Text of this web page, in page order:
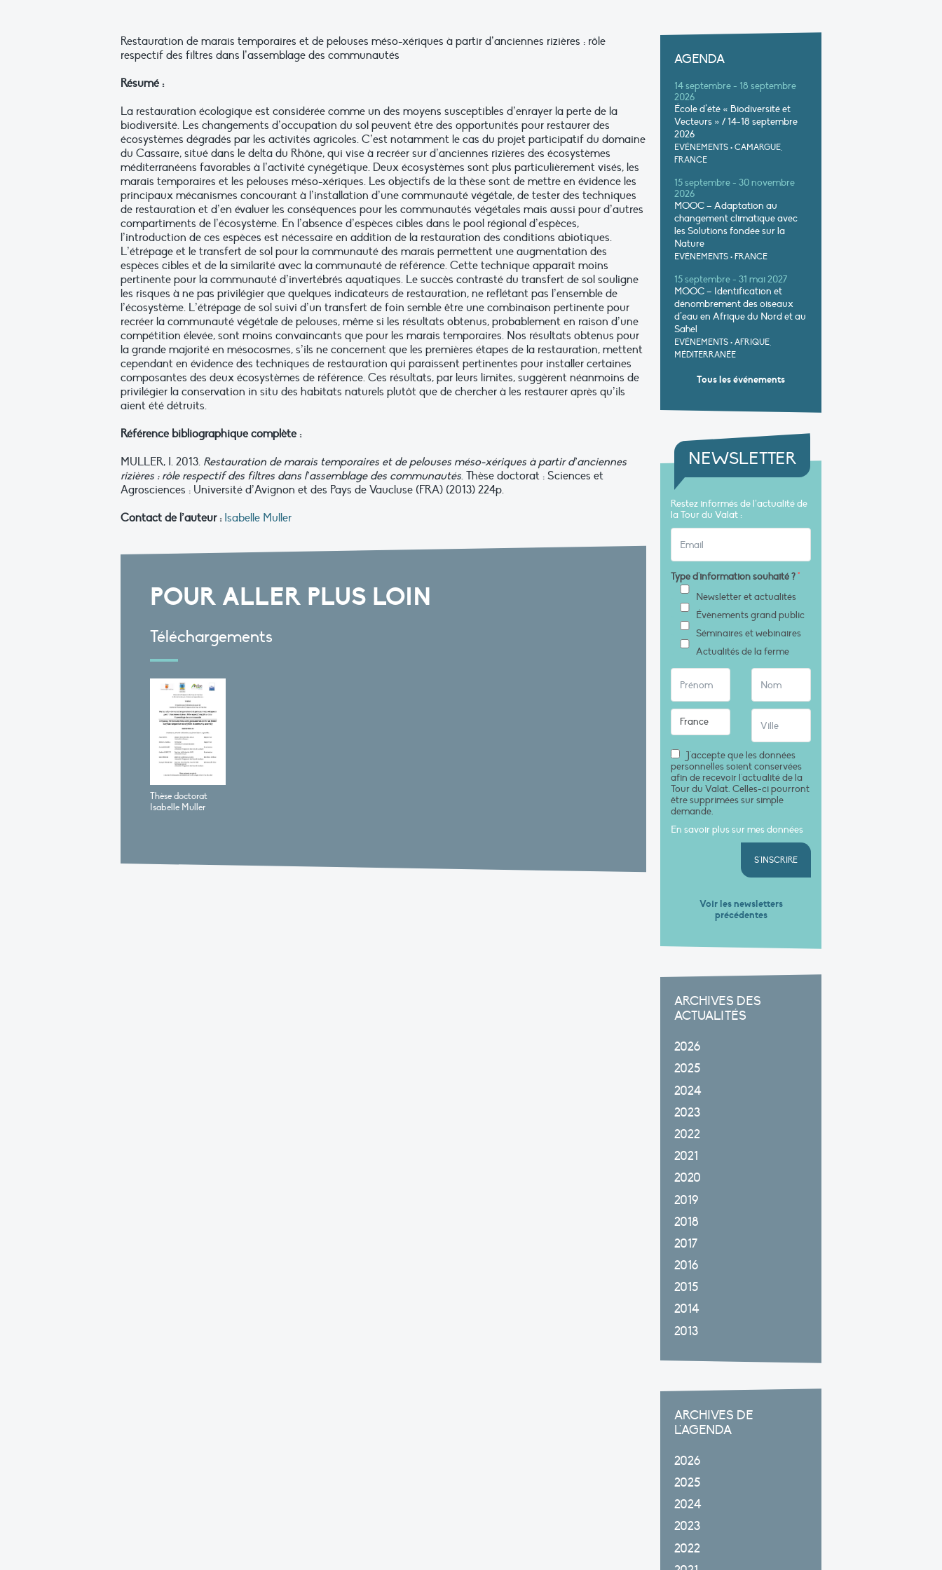
Restauration de marais temporaires et de pelouses méso-xériques à partir d’anciennes rizières : rôle
respectif des filtres dans l’assemblage des communautés
Résumé :
La restauration écologique est considérée comme un des moyens susceptibles d’enrayer la perte de la
biodiversité. Les changements d’occupation du sol peuvent être des opportunités pour restaurer des
écosystèmes dégradés par les activités agricoles. C’est notamment le cas du projet participatif du domaine
du Cassaïre, situé dans le delta du Rhône, qui vise à recréer sur d’anciennes rizières des écosystèmes
méditerranéens favorables à l’activité cynégétique. Deux écosystèmes sont plus particulièrement visés, les
marais temporaires et les pelouses méso-xériques. Les objectifs de la thèse sont de mettre en évidence les
principaux mécanismes concourant à l’installation d’une communauté végétale, de tester des techniques
de restauration et d’en évaluer les conséquences pour les communautés végétales mais aussi pour d’autres
compartiments de l’écosystème. En l’absence d’espèces cibles dans le pool régional d’espèces,
l’introduction de ces espèces est nécessaire en addition de la restauration des conditions abiotiques.
L’étrépage et le transfert de sol pour la communauté des marais permettent une augmentation des
espèces cibles et de la similarité avec la communauté de référence. Cette technique apparaît moins
pertinente pour la communauté d’invertébrés aquatiques. Le succès contrasté du transfert de sol souligne
les risques à ne pas privilégier que quelques indicateurs de restauration, ne reflétant pas l’ensemble de
l’écosystème. L’étrépage de sol suivi d’un transfert de foin semble être une combinaison pertinente pour
recréer la communauté végétale de pelouses, même si les résultats obtenus, probablement en raison d’une
compétition élevée, sont moins convaincants que pour les marais temporaires. Nos résultats obtenus pour
la grande majorité en mésocosmes, s’ils ne concernent que les premières étapes de la restauration, mettent
cependant en évidence des techniques de restauration qui paraissent pertinentes pour installer certaines
composantes des deux écosystèmes de référence. Ces résultats, par leurs limites, suggèrent néanmoins de
privilégier la conservation in situ des habitats naturels plutôt que de chercher à les restaurer après qu’ils
aient été détruits.
Référence bibliographique complète :
MULLER, I. 2013. Restauration de marais temporaires et de pelouses méso-xériques à partir d’anciennes
rizières : rôle respectif des filtres dans l’assemblage des communautés. Thèse doctorat : Sciences et
Agrosciences : Université d’Avignon et des Pays de Vaucluse (FRA) (2013) 224p.
Contact de l’auteur : Isabelle Muller
POUR ALLER PLUS LOIN
Téléchargements
Thèse doctorat
Isabelle Muller
AGENDA
14 septembre - 18 septembre
2026
École d’été « Biodiversité et
Vecteurs » / 14-18 septembre
2026
EVÉNEMENTS • CAMARGUE,
FRANCE
15 septembre - 30 novembre
2026
MOOC – Adaptation au
changement climatique avec
les Solutions fondée sur la
Nature
EVÉNEMENTS • FRANCE
15 septembre - 31 mai 2027
MOOC – Identification et
dénombrement des oiseaux
d’eau en Afrique du Nord et au
Sahel
EVÉNEMENTS • AFRIQUE,
MÉDITERRANÉE
Tous les événements
NEWSLETTER
Restez informés de l’actualité de
la Tour du Valat :
Type d'information souhaité ?*
Newsletter et actualités
Évènements grand public
Séminaires et webinaires
Actualités de la ferme
J'accepte que les données
personnelles soient conservées
afin de recevoir l'actualité de la
Tour du Valat. Celles-ci pourront
être supprimées sur simple
demande.
En savoir plus sur mes données
S'INSCRIRE
Voir les newsletters
précédentes
ARCHIVES DES
ACTUALITÉS
2026
2025
2024
2023
2022
2021
2020
2019
2018
2017
2016
2015
2014
2013
ARCHIVES DE
L'AGENDA
2026
2025
2024
2023
2022